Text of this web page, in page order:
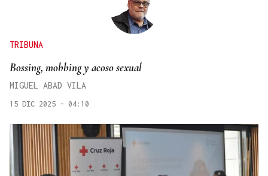
TRIBUNA
Bossing, mobbing y acoso sexual
MIGUEL ABAD VILA
15 DIC 2025 - 04:10